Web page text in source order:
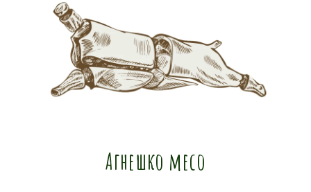
Агнешко месо